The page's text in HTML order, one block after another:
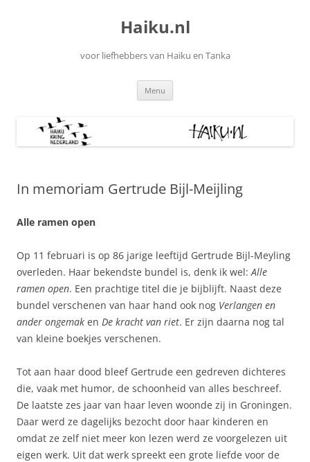
Haiku.nl
voor liefhebbers van Haiku en Tanka
Menu
In memoriam Gertrude Bijl-Meijling
Alle ramen open
Op 11 februari is op 86 jarige leeftijd Gertrude Bijl-Meyling
overleden. Haar bekendste bundel is, denk ik wel: Alle
ramen open. Een prachtige titel die je bijblijft. Naast deze
bundel verschenen van haar hand ook nog Verlangen en
ander ongemak en De kracht van riet. Er zijn daarna nog tal
van kleine boekjes verschenen.
Tot aan haar dood bleef Gertrude een gedreven dichteres
die, vaak met humor, de schoonheid van alles beschreef.
De laatste zes jaar van haar leven woonde zij in Groningen.
Daar werd ze dagelijks bezocht door haar kinderen en
omdat ze zelf niet meer kon lezen werd ze voorgelezen uit
eigen werk. Uit dat werk spreekt een grote liefde voor de